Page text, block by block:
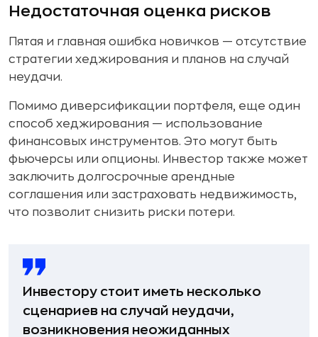
Недостаточная оценка рисков
Пятая и главная ошибка новичков — отсутствие
стратегии хеджирования и планов на случай
неудачи.
Помимо диверсификации портфеля, еще один
способ хеджирования — использование
финансовых инструментов. Это могут быть
фьючерсы или опционы. Инвестор также может
заключить долгосрочные арендные
соглашения или застраховать недвижимость,
что позволит снизить риски потери.
Инвестору стоит иметь несколько
сценариев на случай неудачи,
возникновения неожиданных